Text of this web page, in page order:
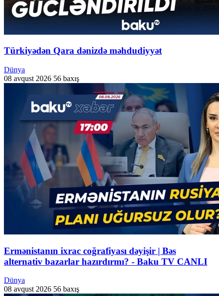
Türkiyədən Qara dənizdə məhdudiyyət
Dünya
08 avqust 2026 56 baxış
Ermənistanın ixrac coğrafiyası dəyişir | Bəs
alternativ bazarlar hazırdırmı? - Baku TV CANLI
Dünya
08 avqust 2026 56 baxış